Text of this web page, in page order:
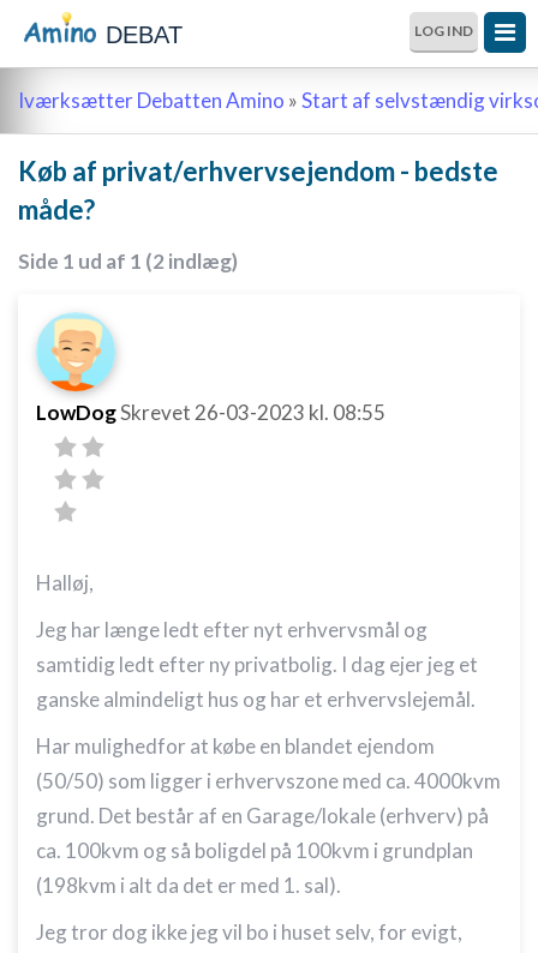
DEBAT LOG IND
Iværksætter Debatten Amino »Start af selvstændig
Køb af privat/erhvervsejendom - bedste
måde?
Side 1 ud af 1 (2 indlæg)
LowDogSkrevet 26-03-2023 kl. 08:55
Halløj,
Jeg har længe ledt efter nyt erhvervsmål og
samtidig ledt efter ny privatbolig. I dag ejer jeg et
ganske almindeligt hus og har et erhvervslejemål.
Har mulighedfor at købe en blandet ejendom
(50/50) som ligger i erhvervszone med ca. 4000kvm
grund. Det består af en Garage/lokale (erhverv) på
ca. 100kvm og så boligdel på 100kvm i grundplan
(198kvm i alt da det er med 1. sal).
Jeg tror dog ikke jeg vil bo i huset selv, for evigt,